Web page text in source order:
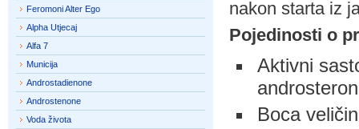
nakon starta iz
Pojedinosti o
Aktivni
Boca
Feromoni Alter Ego
Alpha Utjecaj
Alfa 7
Municija
Androstadienone
Androstenone
Voda života